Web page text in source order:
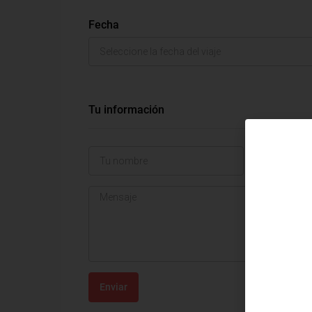
Fecha
Tu información
Enviar